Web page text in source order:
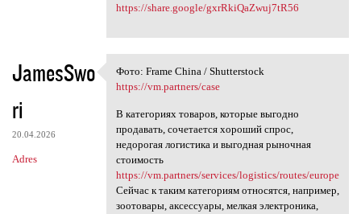
https://share.google/gxrRkiQaZwuj7tR56
JamesSwo
ri
20.04.2026
Adres
Фото: Frame China /
Фото: Frame China / Shutterstock
https://vm.partners/case
В категориях товаров, которые выгодно
продавать, сочетается хороший спрос,
недорогая логистика и выгодная рыночная
стоимость
https://vm.partners/services/logistics/routes/europe
Сейчас к таким категориям относятся, например,
зоотовары, аксессуары, мелкая электроника,